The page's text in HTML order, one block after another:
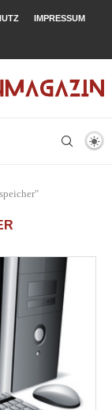
IMPRESSUM